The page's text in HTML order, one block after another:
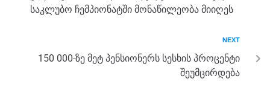
o
er
p
საკლუბო ჩემპიონატში მონაწილეობა მიიღეს
NEXT
150 000-ზე მეტ პენსიონერს სესხის პროცენტი
შეუმცირდება